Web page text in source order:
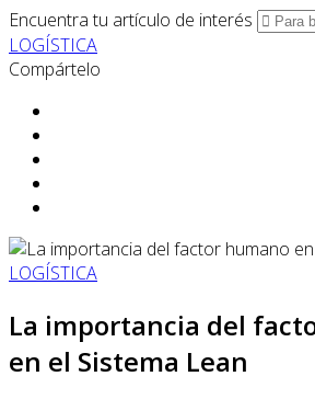
Encuentra tu artículo de interés
LOGÍSTICA
Compártelo
LOGÍSTICA
La importancia del
en el Sistema Lean